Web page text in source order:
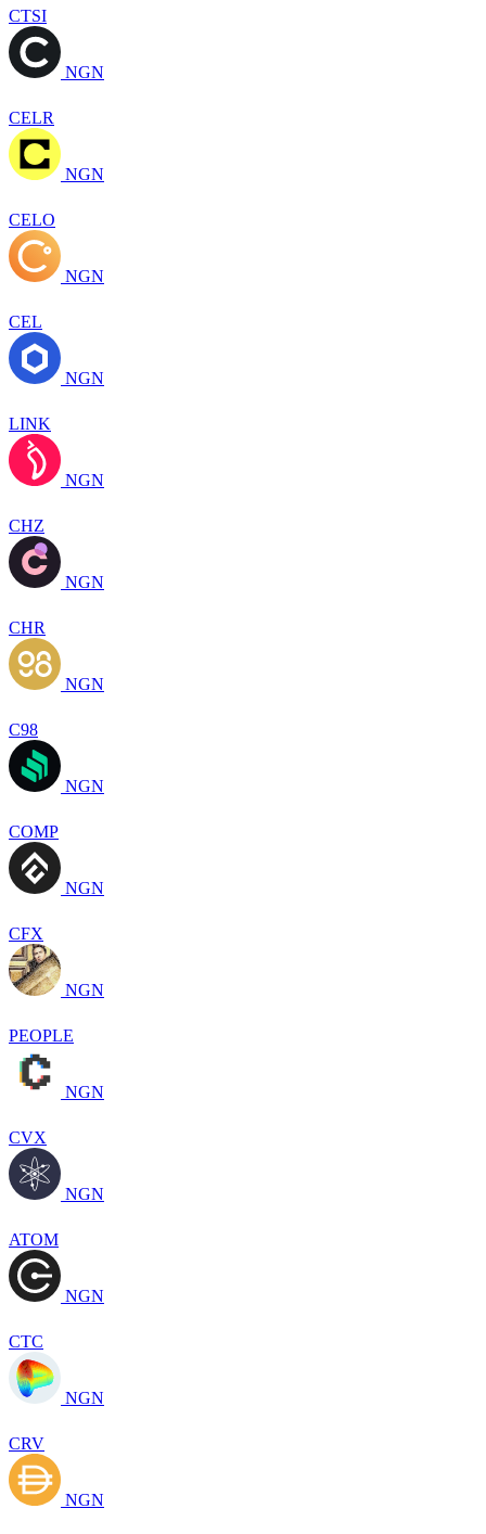
CTSI
NGN
CELR
NGN
CELO
NGN
CEL
NGN
LINK
NGN
CHZ
NGN
CHR
NGN
C98
NGN
COMP
NGN
CFX
NGN
PEOPLE
NGN
CVX
NGN
ATOM
NGN
CTC
NGN
CRV
NGN